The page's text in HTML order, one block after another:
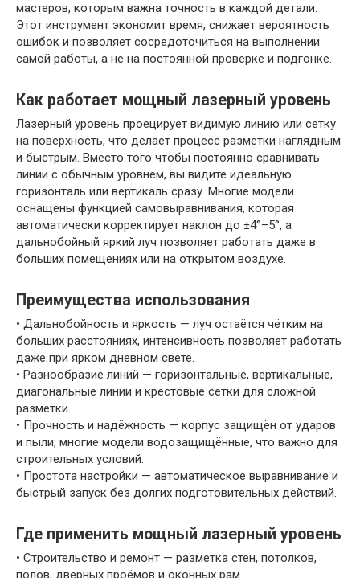
мастеров, которым важна точность в каждой детали.
Этот инструмент экономит время, снижает вероятность
ошибок и позволяет сосредоточиться на выполнении
самой работы, а не на постоянной проверке и подгонке.
Как работает мощный лазерный уровень
Лазерный уровень проецирует видимую линию или сетку
на поверхность, что делает процесс разметки наглядным
и быстрым. Вместо того чтобы постоянно сравнивать
линии с обычным уровнем, вы видите идеальную
горизонталь или вертикаль сразу. Многие модели
оснащены функцией самовыравнивания, которая
автоматически корректирует наклон до ±4°–5°, а
дальнобойный яркий луч позволяет работать даже в
больших помещениях или на открытом воздухе.
Преимущества использования
• Дальнобойность и яркость — луч остаётся чётким на
больших расстояниях, интенсивность позволяет работать
даже при ярком дневном свете.
• Разнообразие линий — горизонтальные, вертикальные,
диагональные линии и крестовые сетки для сложной
разметки.
• Прочность и надёжность — корпус защищён от ударов
и пыли, многие модели водозащищённые, что важно для
строительных условий.
• Простота настройки — автоматическое выравнивание и
быстрый запуск без долгих подготовительных действий.
Где применить мощный лазерный уровень
• Строительство и ремонт — разметка стен, потолков,